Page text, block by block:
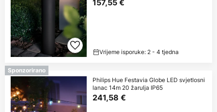
157,55 €
Vrijeme isporuke: 2 - 4 tjedna
Sponzorirano
Philips Hue Festavia Globe LED svjetlosni
lanac 14m 20 žarulja IP65
241,58 €